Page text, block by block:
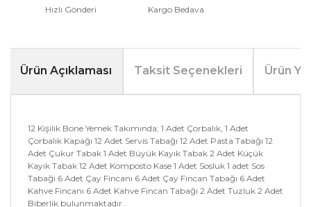
Hızlı Gönderi Kargo Bedava
Ürün Açıklaması Taksit Seçenekleri Ürün
12 Kişilik Bone Yemek Takımında; 1 Adet Çorbalık, 1 Adet
Çorbalık Kapağı 12 Adet Servis Tabağı 12 Adet Pasta Tabağı 12
Adet Çukur Tabak 1 Adet Büyük Kayık Tabak 2 Adet Küçük
Kayık Tabak 12 Adet Komposto Kase 1 Adet Sosluk 1 adet Sos
Tabağı 6 Adet Çay Fincanı 6 Adet Çay Fincan Tabağı 6 Adet
Kahve Fincanı 6 Adet Kahve Fincan Tabağı 2 Adet Tuzluk 2 Adet
Biberlik bulunmaktadır .